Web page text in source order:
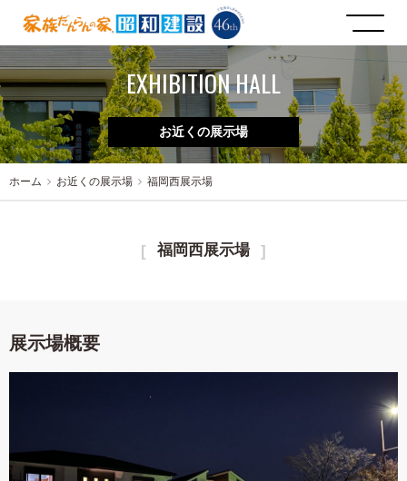
EXHIBITION HALL
お近くの展示場
ホーム お近くの展示場 福岡西展示場
福岡西展示場
展示場概要